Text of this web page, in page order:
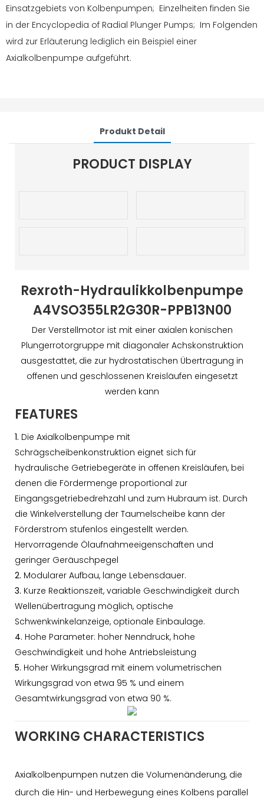
Einsatzgebiets von Kolbenpumpen; Einzelheiten finden Sie
in der Encyclopedia of Radial Plunger Pumps; Im Folgenden
wird zur Erläuterung lediglich ein Beispiel einer
Axialkolbenpumpe aufgeführt.
Produkt Detail
PRODUCT DISPLAY
Rexroth-Hydraulikkolbenpumpe
A4VSO355LR2G30R-PPB13N00
Der Verstellmotor ist mit einer axialen konischen
Plungerrotorgruppe mit diagonaler Achskonstruktion
ausgestattet, die zur hydrostatischen Übertragung in
offenen und geschlossenen Kreisläufen eingesetzt
werden kann
FEATURES
1. Die Axialkolbenpumpe mit
Schrägscheibenkonstruktion eignet sich für
hydraulische Getriebegeräte in offenen Kreisläufen, bei
denen die Fördermenge proportional zur
Eingangsgetriebedrehzahl und zum Hubraum ist. Durch
die Winkelverstellung der Taumelscheibe kann der
Förderstrom stufenlos eingestellt werden.
Hervorragende Ölaufnahmeeigenschaften und
geringer Geräuschpegel
2. Modularer Aufbau, lange Lebensdauer.
3. Kurze Reaktionszeit, variable Geschwindigkeit durch
Wellenübertragung möglich, optische
Schwenkwinkelanzeige, optionale Einbaulage.
4. Hohe Parameter: hoher Nenndruck, hohe
Geschwindigkeit und hohe Antriebsleistung
5. Hoher Wirkungsgrad mit einem volumetrischen
Wirkungsgrad von etwa 95 % und einem
Gesamtwirkungsgrad von etwa 90 %.
WORKING CHARACTERISTICS
Axialkolbenpumpen nutzen die Volumenänderung, die
durch die Hin- und Herbewegung eines Kolbens parallel